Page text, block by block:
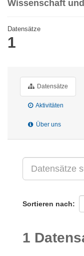
Wissenschaft
Datensätze
1
Datensätze
Aktivitäten
Über uns
Sortieren nach
1